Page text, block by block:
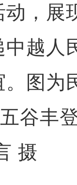
，展
中越人
图为
五谷丰
摄